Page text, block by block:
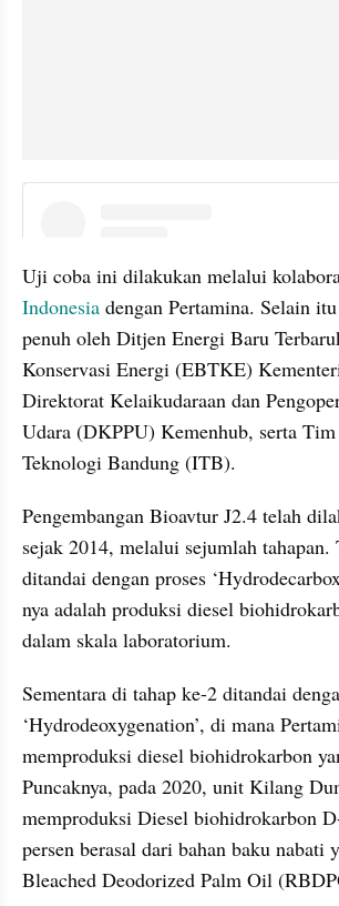
Uji coba ini dilakukan melalui
Indonesia dengan Pertamina. Selain
penuh oleh Ditjen Energi Baru
Konservasi Energi (EBTKE)
Direktorat Kelaikudaraan dan
Udara (DKPPU) Kemenhub, serta
Teknologi Bandung (ITB).
Pengembangan Bioavtur J2.4 telah
sejak 2014, melalui sejumlah tahapan.
ditandai dengan proses
nya adalah produksi diesel
dalam skala laboratorium.
Sementara di tahap ke-2 ditandai
‘Hydrodeoxygenation’, di mana
memproduksi diesel biohidrokarbon
Puncaknya, pada 2020, unit Kilang
memproduksi Diesel biohidrokarbon
persen berasal dari bahan baku nabati
Bleached Deodorized Palm Oil